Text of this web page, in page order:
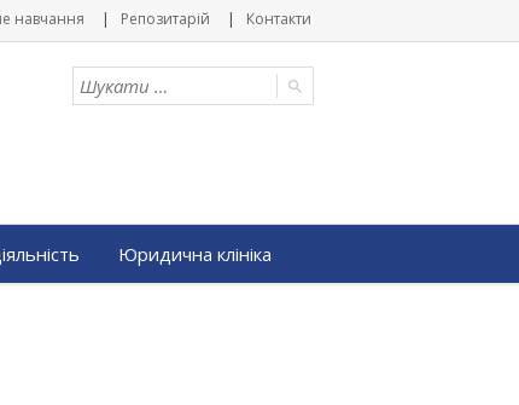
навчання Репозитарій Контакти
Юридична клініка